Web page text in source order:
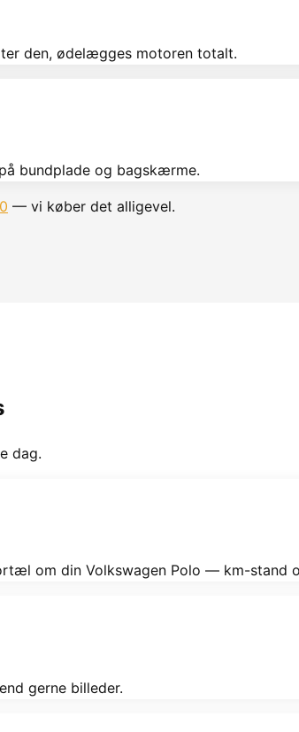
den, ødelægges motoren totalt.
bundplade og bagskærme.
— vi køber det alligevel.
dag.
om din Volkswagen Polo — km-stand
gerne billeder.